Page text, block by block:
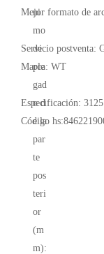
ni
mo
de
ple
gad
o d
e la
par
te
pos
teri
or
(m
m):
Mejor formato de
Servicio postventa:
Marca: WT
Especificación:
Código hs: